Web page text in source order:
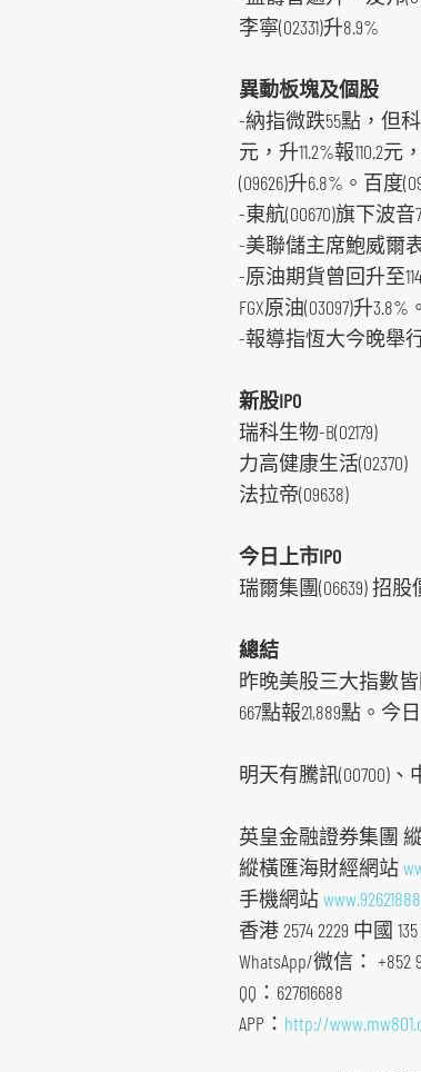
李寧(02331)升8.9%
異動板塊及個股
-納指微跌55點，但
元，升11.2%報110.2
(09626)升6.8%。百度
-東航(00670)旗下波音
-美聯儲主席鮑威爾表
-原油期貨曾回升至
FGX原油(03097)升
-報導指恆大今晚舉
新股IPO
瑞科生物-B(02179)
力高健康生活(02370)
法拉帝(09638)
今日上市IPO
瑞爾集團(06639) 招股
總結
昨晚美股三大指數皆
667點報21,889點。今
明天有騰訊(00700)、
英皇金融證券集團
縱橫匯海財經網站
手機網站
香港 2574 2229 中國 135
WhatsApp/微信： +852
QQ：627616688
APP： http://